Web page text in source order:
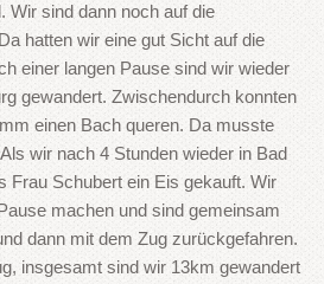
Wir sind dann noch auf die
hatten wir eine gut Sicht auf die
einer langen Pause sind wir wieder
gewandert. Zwischendurch konnten
einen Bach queren. Da musste
wir nach 4 Stunden wieder in Bad
Frau Schubert ein Eis gekauft. Wir
machen und sind gemeinsam
dann mit dem Zug zurückgefahren.
insgesamt sind wir 13km gewandert